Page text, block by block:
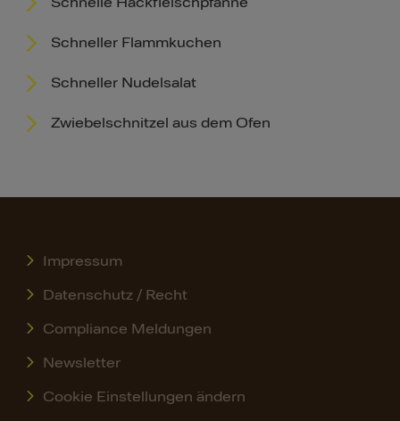
Schneller Flammkuchen
Schneller Nudelsalat
Zwiebelschnitzel aus dem Ofen
Impressum
Datenschutz / Recht
Compliance Meldungen
Newsletter
Cookie Einstellungen ändern